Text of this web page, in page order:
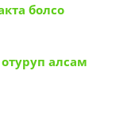
болсо
алсам